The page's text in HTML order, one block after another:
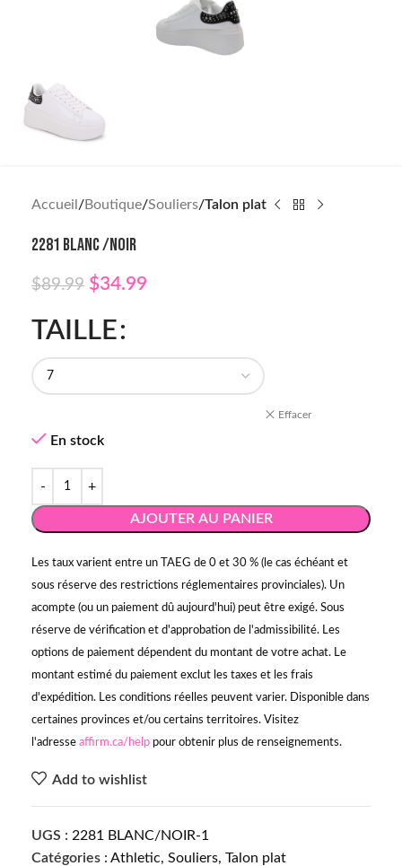
Accueil Boutique Souliers Talon plat
2281 BLANC /NOIR
$89.99 $34.99
TAILLE
Effacer
En stock
AJOUTER AU PANIER
Les taux varient entre un TAEG de 0 et 30 % (le cas échéant et
sous réserve des restrictions réglementaires provinciales). Un
acompte (ou un paiement dû aujourd'hui) peut être exigé. Sous
réserve de vérification et d'approbation de l'admissibilité. Les
options de paiement dépendent du montant de votre achat. Le
montant estimé du paiement exclut les taxes et les frais
d'expédition. Les conditions réelles peuvent varier. Disponible dans
certaines provinces et/ou certains territoires. Visitez
l'adresse affirm.ca/help pour obtenir plus de renseignements.
Add to wishlist
UGS : 2281 BLANC/NOIR-1
Catégories : Athletic, Souliers, Talon plat